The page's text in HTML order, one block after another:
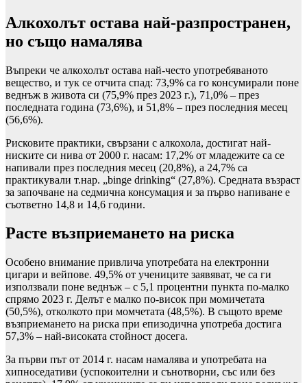
Алкохолът остава най-разпространен,
но също намалява
Въпреки че алкохолът остава най-често употребяваното
вещество, и тук се отчита спад: 73,9% са го консумирали поне
веднъж в живота си (75,9% през 2023 г.), 71,0% – през
последната година (73,6%), и 51,8% – през последния месец
(56,6%).
Рисковите практики, свързани с алкохола, достигат най-
ниските си нива от 2000 г. насам: 17,2% от младежите са се
напивали през последния месец (20,8%), а 24,7% са
практикували т.нар. „binge drinking“ (27,8%). Средната възраст
за започване на седмична консумация и за първо напиване е
съответно 14,8 и 14,6 години.
Расте възприемането на риска
Особено внимание привлича употребата на електронни
цигари и вейпове. 49,5% от учениците заявяват, че са ги
използвали поне веднъж – с 5,1 процентни пункта по-малко
спрямо 2023 г. Делът е малко по-висок при момичетата
(50,5%), отколкото при момчетата (48,5%). В същото време
възприемането на риска при епизодична употреба достига
57,3% – най-високата стойност досега.
За първи път от 2014 г. насам намалява и употребата на
хипноседативи (успокоителни и сънотворни, със или без